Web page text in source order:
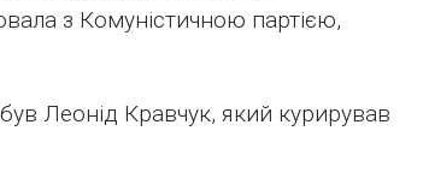
з Комуністичною партією,
Леонід Кравчук, який курирував